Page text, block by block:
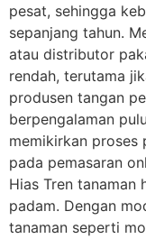
pesat, sehingga
sepanjang tahun.
atau distributor
rendah, terutama
produsen tangan
berpengalaman
memikirkan
pada pemasaran
Hias Tren tanaman
padam. Dengan
tanaman seperti